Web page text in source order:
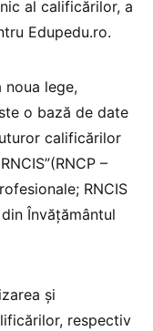
al calificărilor, a
Edupedu.ro.
noua lege,
o bază de date
calificărilor
–
RNCIS
Învățământul
și
respectiv